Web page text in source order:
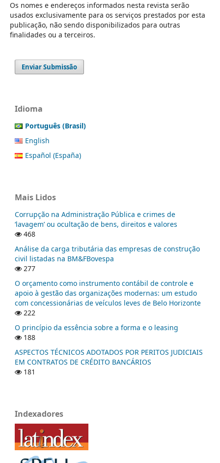
Os nomes e endereços informados nesta revista serão
usados exclusivamente para os serviços prestados por esta
publicação, não sendo disponibilizados para outras
finalidades ou a terceiros.
Enviar Submissão
Idioma
Português (Brasil)
English
Español (España)
Mais Lidos
Corrupção na Administração Pública e crimes de
‘lavagem’ ou ocultação de bens, direitos e valores
468
Análise da carga tributária das empresas de construção
civil listadas na BM&FBovespa
277
O orçamento como instrumento contábil de controle e
apoio à gestão das organizações modernas: um estudo
com concessionárias de veículos leves de Belo Horizonte
222
O princípio da essência sobre a forma e o leasing
188
ASPECTOS TÉCNICOS ADOTADOS POR PERITOS JUDICIAIS
EM CONTRATOS DE CRÉDITO BANCÁRIOS
181
Indexadores